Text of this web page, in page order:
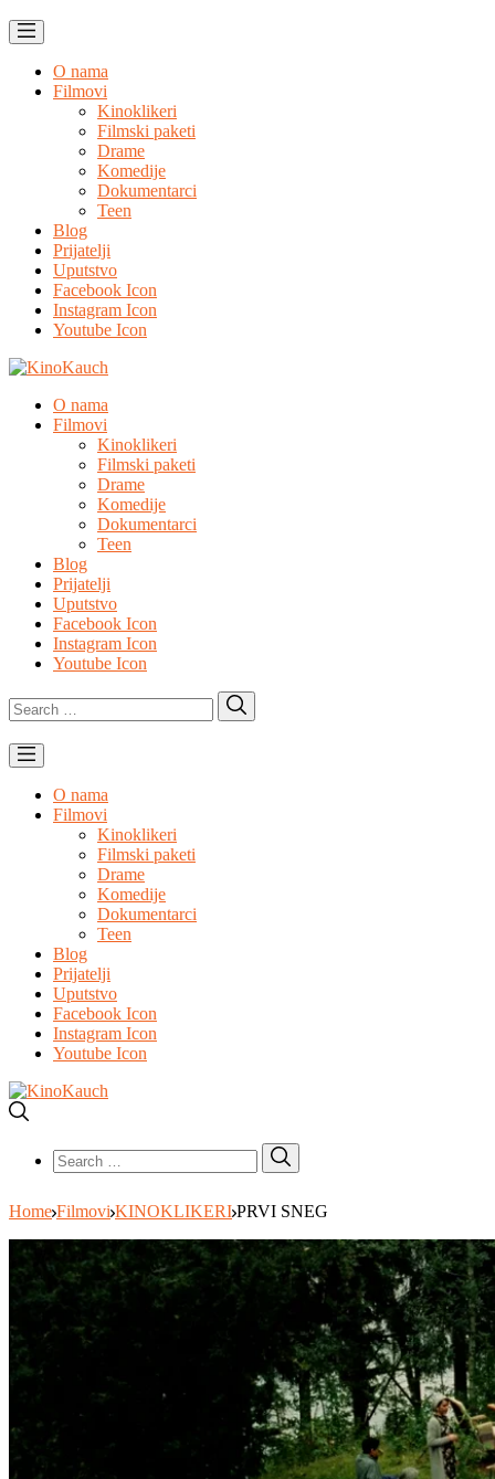
O nama
Filmovi
Kinoklikeri
Filmski paketi
Drame
Komedije
Dokumentarci
Teen
Blog
Prijatelji
Uputstvo
Facebook Icon
Instagram Icon
Youtube Icon
O nama
Filmovi
Kinoklikeri
Filmski paketi
Drame
Komedije
Dokumentarci
Teen
Blog
Prijatelji
Uputstvo
Facebook Icon
Instagram Icon
Youtube Icon
Search
for:
O nama
Filmovi
Kinoklikeri
Filmski paketi
Drame
Komedije
Dokumentarci
Teen
Blog
Prijatelji
Uputstvo
Facebook Icon
Instagram Icon
Youtube Icon
Search
for:
Home Filmovi KINOKLIKERI PRVI SNEG